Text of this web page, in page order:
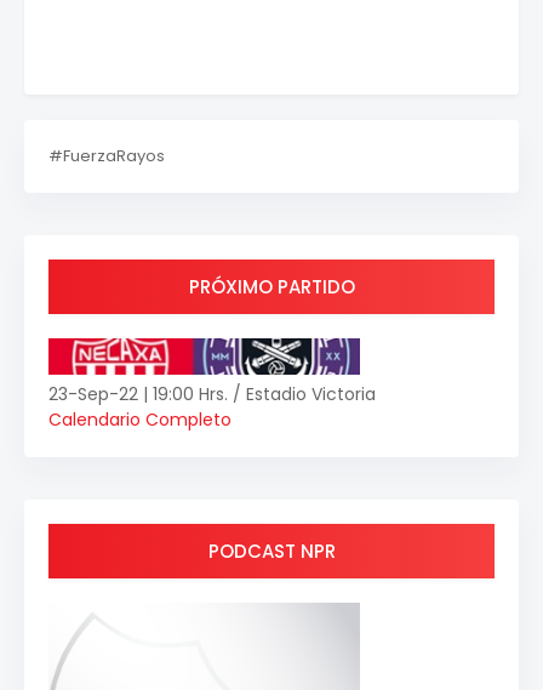
#FuerzaRayos
PRÓXIMO PARTIDO
23-Sep-22 | 19:00 Hrs. / Estadio Victoria
Calendario Completo
PODCAST NPR